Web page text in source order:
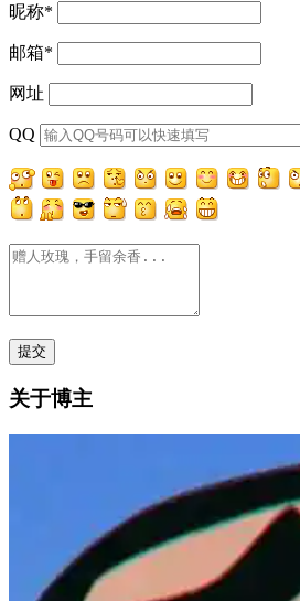
昵称*
邮箱*
网址
QQ
关于博主